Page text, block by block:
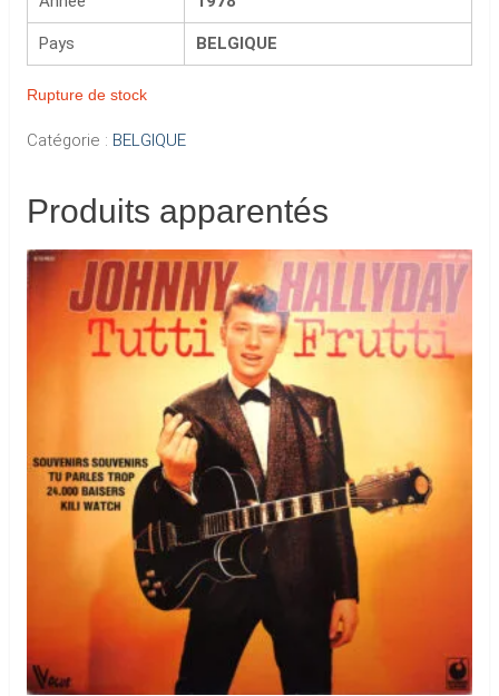
Pays BELGIQUE
Rupture de stock
Catégorie : BELGIQUE
Produits apparentés